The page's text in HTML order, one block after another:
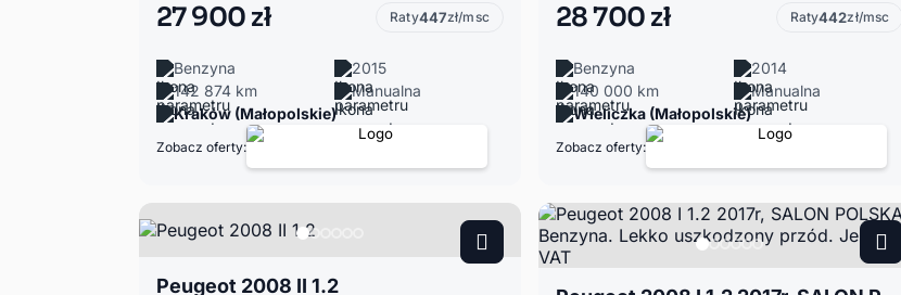
27 900 zł Raty447zł/msc
Benzyna
2015
142 874 km
Manualna
Kraków (Małopolskie)
Zobacz oferty:
28 700 zł Raty442zł/msc
Benzyna
2014
140 000 km
Manualna
Wieliczka (Małopolskie)
Zobacz oferty:
Peugeot 2008 II 1.2